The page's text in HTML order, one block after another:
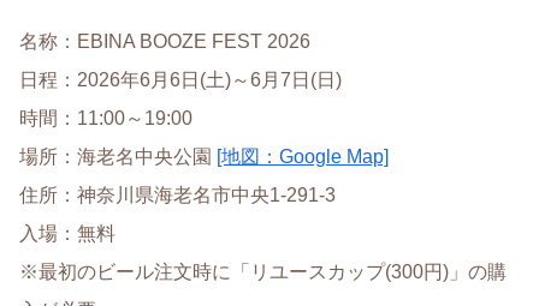
名称：EBINA BOOZE FEST 2026
日程：2026年6月6日(土)～6月7日(日)
時間：11:00～19:00
場所：海老名中央公園 [地図：Google Map]
住所：神奈川県海老名市中央1-291-3
入場：無料
※最初のビール注文時に「リユースカップ(300円)」の購